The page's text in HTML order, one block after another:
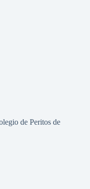
de Peritos de